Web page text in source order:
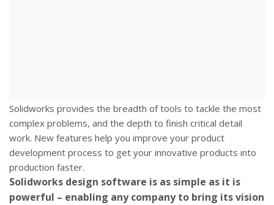
Solidworks provides the breadth of tools to tackle the most
complex problems, and the depth to finish critical detail
work. New features help you improve your product
development process to get your innovative products into
production faster.
Solidworks design software is as simple as it is
powerful – enabling any company to bring its vision